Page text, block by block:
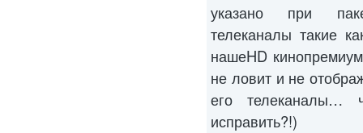
указано при
телеканалы такие
нашеHD
не ловит и не
его телеканалы…
исправить?!)